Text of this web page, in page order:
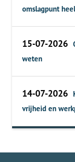
omslagpunt
15-07-2026
weten
14-07-2026
vrijheid en